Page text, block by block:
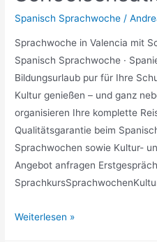
Spanisch Sprachwoche /
Sprachwoche in Valencia mit
Spanisch Sprachwoche ·
Bildungsurlaub pur für Ihre
Kultur genießen – und ganz
organisieren Ihre komplette
Qualitätsgarantie beim
Sprachwochen sowie Kultur-
Angebot anfragen
Sprachwoche
Weiterlesen »